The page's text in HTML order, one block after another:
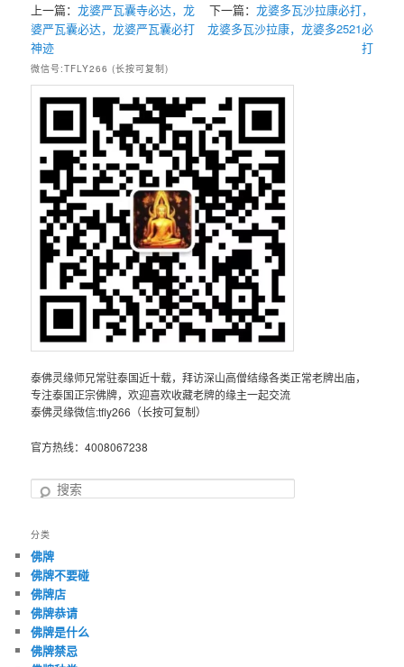
上一篇：龙婆严瓦囊寺必达，龙
婆严瓦囊必达，龙婆严瓦囊必打
神迹
下一篇： 龙婆多瓦沙拉康必打，
龙婆多瓦沙拉康，龙婆多2521必
打
微信号:TFLY266 (长按可复制)
泰佛灵缘师兄常驻泰国近十载，拜访深山高僧结缘各类正常老牌出庙，
专注泰国正宗佛牌，欢迎喜欢收藏老牌的缘主一起交流
泰佛灵缘微信:tfly266（长按可复制）
官方热线：4008067238
搜
分类
佛牌
佛牌不要碰
佛牌店
佛牌恭请
佛牌是什么
佛牌禁忌